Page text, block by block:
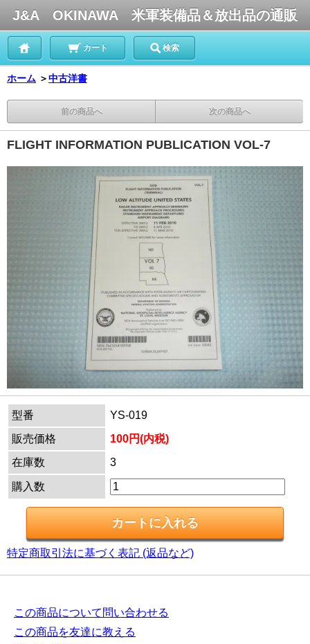
J&A OKINAWA 米軍装備品＆放出品の通販
カート 検索
ホーム ＞中古洋書
前の商品へ 次の商品へ
FLIGHT INFORMATION PUBLICATION VOL-7
型番
YS-019
販売価格
100円(内税)
在庫数
3
購入数
特定商取引法に基づく表記 (返品など)
この商品について問い合わせる
この商品を友達に教える